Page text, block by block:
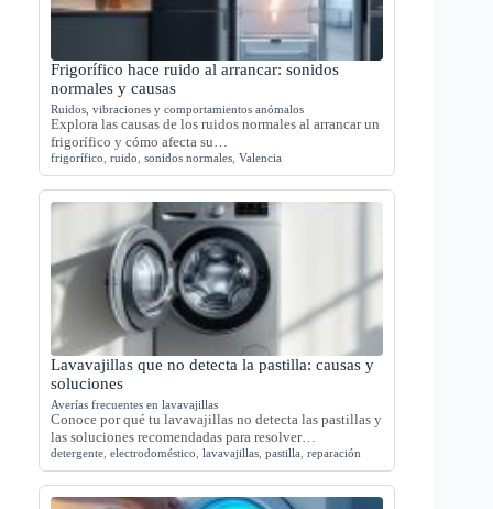
Frigorífico hace ruido al arrancar: sonidos
normales y causas
Ruidos, vibraciones y comportamientos anómalos
Explora las causas de los ruidos normales al arrancar un
frigorífico y cómo afecta su…
frigorífico ruido sonidos normales Valencia
Lavavajillas que no detecta la pastilla: causas y
soluciones
Averías frecuentes en lavavajillas
Conoce por qué tu lavavajillas no detecta las pastillas y
las soluciones recomendadas para resolver…
detergente electrodoméstico lavavajillas pastilla reparación